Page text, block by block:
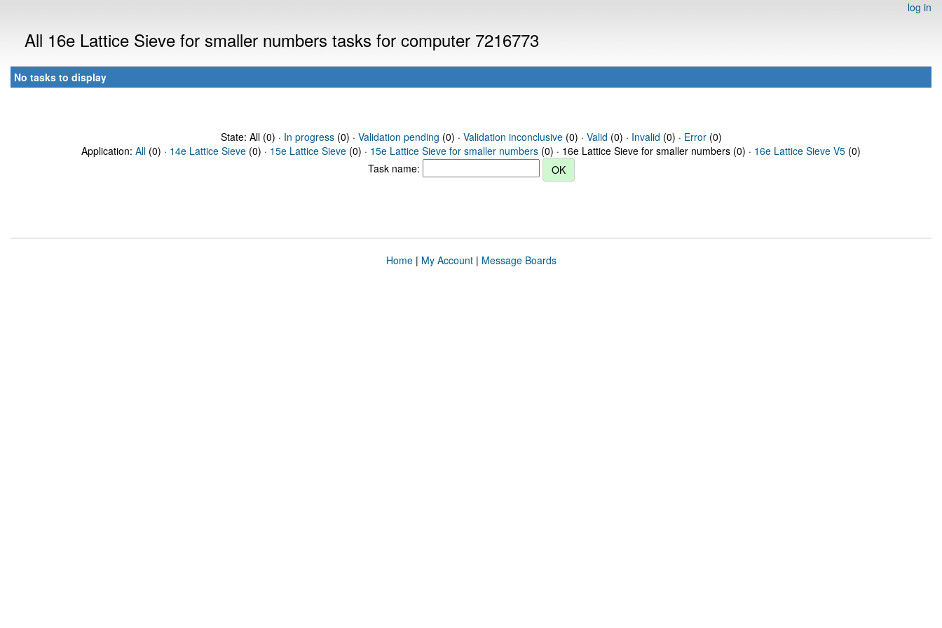
log in
All 16e Lattice Sieve for smaller numbers tasks for computer 7216773
No tasks to display
State: All (0) · In progress(0) · Validation pending (0) · Validation inconclusive(0) · Valid (0) · Invalid (0) · Error(0)
Application: All (0) · 14e Lattice Sieve (0) · 15e Lattice Sieve (0) · 15e Lattice Sieve for smaller numbers (0) · 16e Lattice Sieve for smaller numbers (0) · 16e Lattice Sieve V5 (0)
Task name:
Home| My Account| Message Boards